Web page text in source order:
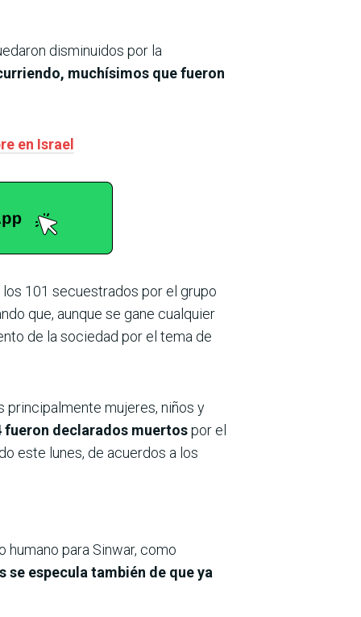
disminuidos por la
muchísimos que fueron
en Israel
101 secuestrados por el grupo
que, aunque se gane cualquier
de la sociedad por el tema de
principalmente mujeres, niños y
fueron declarados muertospor el
este lunes, de acuerdos a los
para Sinwar, como
se especula también de que ya